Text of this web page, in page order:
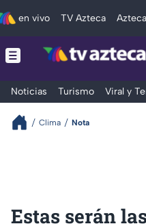
en vivo TV Azteca
Noticias Turismo Viral y
Clima Nota
Estas serán